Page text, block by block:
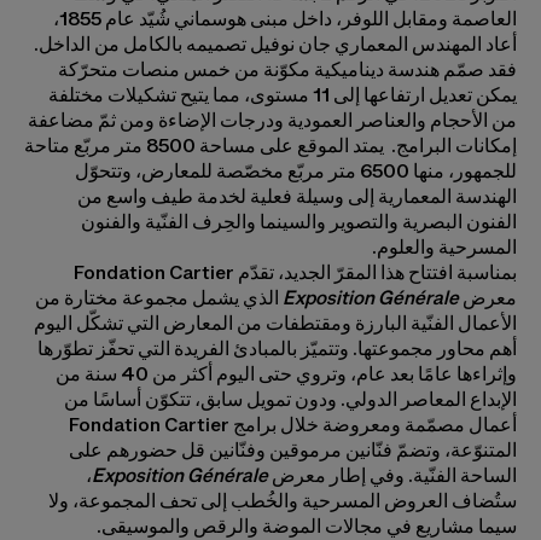
العاصمة ومقابل اللوفر، داخل مبنى هوسماني شُيّد عام 1855،
أعاد المهندس المعماري جان نوفيل تصميمه بالكامل من الداخل.
فقد صمّم هندسة ديناميكية مكوّنة من خمس منصات متحرّكة
يمكن تعديل ارتفاعها إلى 11 مستوى، مما يتيح تشكيلات مختلفة
من الأحجام والعناصر العمودية ودرجات الإضاءة ومن ثمّ مضاعفة
إمكانات البرامج. يمتد الموقع على مساحة 8500 متر مربّع متاحة
للجمهور، منها 6500 متر مربّع مخصّصة للمعارض، وتتحوّل
الهندسة المعمارية إلى وسيلة فعلية لخدمة طيف واسع من
الفنون البصرية والتصوير والسينما والحِرف الفنّية والفنون
المسرحية والعلوم.
بمناسبة افتتاح هذا المقرّ الجديد، تقدّم Fondation Cartier
معرضExposition Générale الذي يشمل مجموعة مختارة من
الأعمال الفنّية البارزة ومقتطفات من المعارض التي تشكّل اليوم
أهم محاور مجموعتها. وتتميّز بالمبادئ الفريدة التي تحفّز تطوّرها
وإثراءها عامًا بعد عام، وتروي حتى اليوم أكثر من 40 سنة من
الإبداع المعاصر الدولي. ودون تمويل سابق، تتكوّن أساسًا من
أعمال مصمّمة ومعروضة خلال برامج Fondation Cartier
المتنوّعة، وتضمّ فنّانين مرموقين وفنّانين قل حضورهم على
الساحة الفنّية. وفي إطار معرضExposition Générale،
ستُضاف العروض المسرحية والخُطب إلى تحف المجموعة، ولا
سيما مشاريع في مجالات الموضة والرقص والموسيقى.